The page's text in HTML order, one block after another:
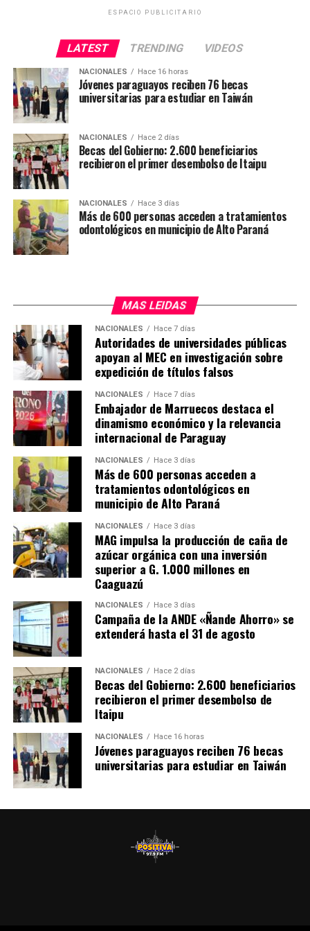
ESPACIO PUBLICITARIO
LATEST TRENDING VIDEOS
NACIONALES Hace 16 horas
Jóvenes paraguayos reciben 76 becas
universitarias para estudiar en Taiwán
NACIONALES Hace 2 días
Becas del Gobierno: 2.600 beneficiarios
recibieron el primer desembolso de Itaipu
NACIONALES Hace 3 días
Más de 600 personas acceden a tratamientos
odontológicos en municipio de Alto Paraná
MAS LEIDAS
NACIONALES Hace 7 días
Autoridades de universidades públicas
apoyan al MEC en investigación sobre
expedición de títulos falsos
NACIONALES Hace 7 días
Embajador de Marruecos destaca el
dinamismo económico y la relevancia
internacional de Paraguay
NACIONALES Hace 3 días
Más de 600 personas acceden a
tratamientos odontológicos en
municipio de Alto Paraná
NACIONALES Hace 3 días
MAG impulsa la producción de caña de
azúcar orgánica con una inversión
superior a G. 1.000 millones en
Caaguazú
NACIONALES Hace 3 días
Campaña de la ANDE «Ñande Ahorro» se
extenderá hasta el 31 de agosto
NACIONALES Hace 2 días
Becas del Gobierno: 2.600 beneficiarios
recibieron el primer desembolso de
Itaipu
NACIONALES Hace 16 horas
Jóvenes paraguayos reciben 76 becas
universitarias para estudiar en Taiwán